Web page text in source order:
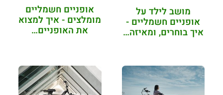
מושב לילד על
אופניים חשמליים -
איך בוחרים, ומאיזה…
אופניים חשמליים
מומלצים - איך למצוא
את האופניים…